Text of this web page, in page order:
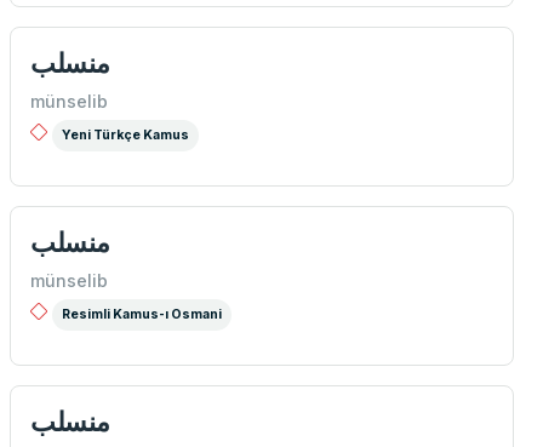
منسلب
münselib
Yeni Türkçe Kamus
منسلب
münselib
Resimli Kamus-ı Osmani
منسلب